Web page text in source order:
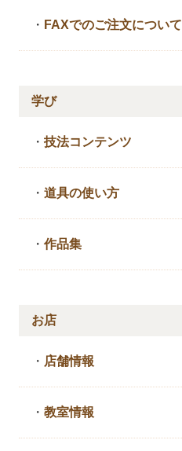
・ FAXでのご注文について
学び
・技法コンテンツ
・道具の使い方
・作品集
お店
・ 店舗情報
・教室情報